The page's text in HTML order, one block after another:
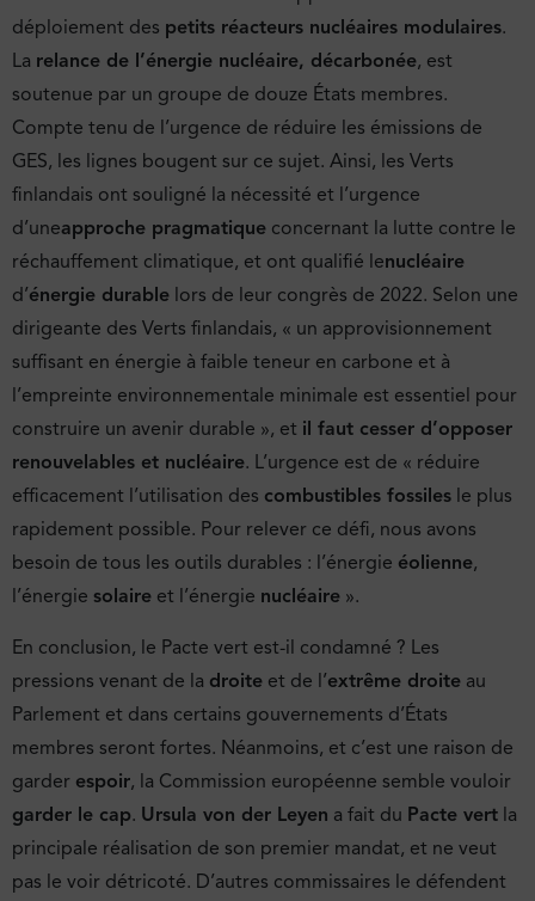
déploiement des petits réacteurs nucléaires modulaires.
La relance de l’énergie nucléaire, décarbonée, est
soutenue par un groupe de douze États membres.
Compte tenu de l’urgence de réduire les émissions de
GES, les lignes bougent sur ce sujet. Ainsi, les Verts
finlandais ont souligné la nécessité et l’urgence
d’uneapproche pragmatique concernant la lutte contre le
réchauffement climatique, et ont qualifié lenucléaire
d’énergie durable lors de leur congrès de 2022. Selon une
dirigeante des Verts finlandais, « un approvisionnement
suffisant en énergie à faible teneur en carbone et à
l’empreinte environnementale minimale est essentiel pour
construire un avenir durable », et il faut cesser d’opposer
renouvelables et nucléaire. L’urgence est de « réduire
efficacement l’utilisation des combustibles fossiles le plus
rapidement possible. Pour relever ce défi, nous avons
besoin de tous les outils durables : l’énergie éolienne,
l’énergie solaire et l’énergie nucléaire ».
En conclusion, le Pacte vert est-il condamné ? Les
pressions venant de la droite et de l’extrême droite au
Parlement et dans certains gouvernements d’États
membres seront fortes. Néanmoins, et c’est une raison de
garder espoir, la Commission européenne semble vouloir
garder le cap. Ursula von der Leyen a fait du Pacte vert la
principale réalisation de son premier mandat, et ne veut
pas le voir détricoté. D’autres commissaires le défendent